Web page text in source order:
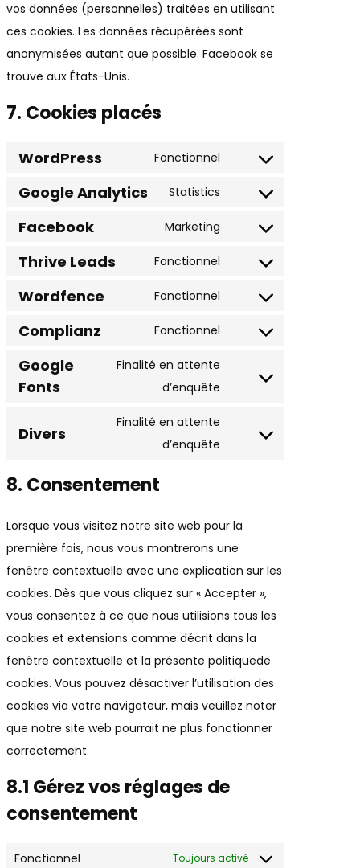
vos données (personnelles) traitées en utilisant
ces cookies. Les données récupérées sont
anonymisées autant que possible. Facebook se
trouve aux États-Unis.
7. Cookies placés
WordPress Fonctionnel
Consent
wordpress
Google Analytics Statistics
Consent
google-
analytics
Facebook Marketing
Consent
facebook
Thrive Leads Fonctionnel
Consent
thrive-
Wordfence Fonctionnel
Consent
wordfence
Complianz Fonctionnel
Consent
service
Google
Fonts
Finalité en attente
d’enquête
Consent
service
Divers
Finalité en attente
d’enquête
Consent
8. Consentement
Lorsque vous visitez notre site web pour la
première fois, nous vous montrerons une
fenêtre contextuelle avec une explication sur les
cookies. Dès que vous cliquez sur « Accepter »,
vous consentez à ce que nous utilisions tous les
cookies et extensions comme décrit dans la
fenêtre contextuelle et la présente politiquede
cookies. Vous pouvez désactiver l’utilisation des
cookies via votre navigateur, mais veuillez noter
que notre site web pourrait ne plus fonctionner
correctement.
8.1 Gérez vos réglages de
consentement
Fonctionnel Toujours activé